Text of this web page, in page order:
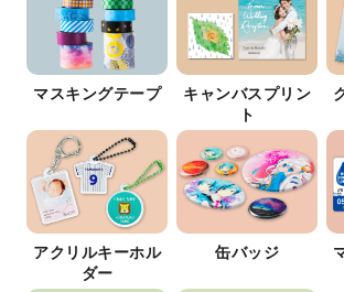
マスキングテープ
キャンバスプリン
ト
アクリルキーホル
ダー
缶バッジ